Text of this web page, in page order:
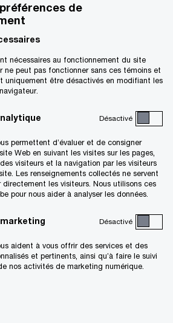
de
nécessaires au fonctionnement du site
ne peut pas fonctionner sans ces témoins et
uniquement être désactivés en modifiant les
Désactivé
permettent d’évaluer et de consigner
Web en suivant les visites sur les pages,
visiteurs et la navigation par les visiteurs
Les renseignements collectés ne servent
directement les visiteurs. Nous utilisons ces
pour nous aider à analyser les données.
Désactivé
aident à vous offrir des services et des
et pertinents, ainsi qu’à faire le suivi
nos activités de marketing numérique.